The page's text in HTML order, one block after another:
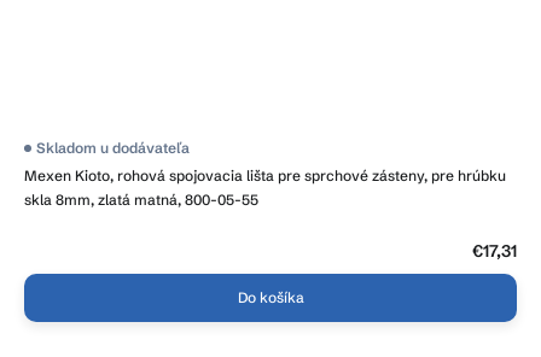
Mexen Kioto, rohová spojovacia lišta pre sprchové zásteny, pre hrúbku
skla 8mm, zlatá matná, 800-05-55
Skladom u dodávateľa
€17,31
Do košíka